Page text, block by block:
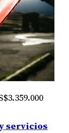
servicios